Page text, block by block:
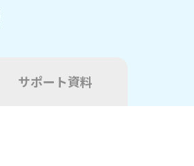
サポート資料